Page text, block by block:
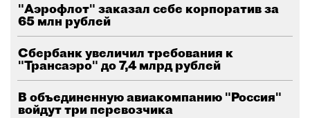
"Аэрофлот" заказал себе корпоратив за
65 млн рублей
Сбербанк увеличил требования к
"Трансаэро" до 7,4 млрд рублей
В объединенную авиакомпанию "Россия"
войдут три перевозчика